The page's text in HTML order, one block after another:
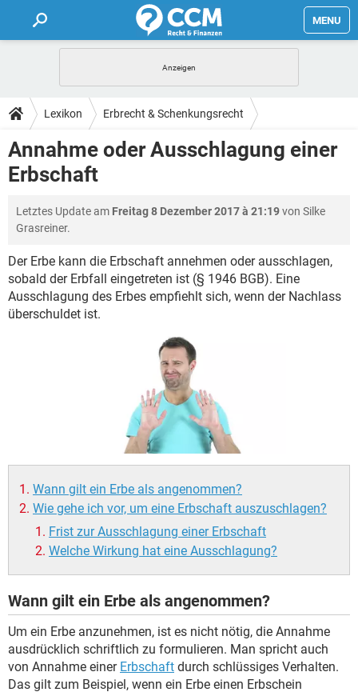
MENU
FORUM
TIPPS
LEXIKON
Lexikon Erbrecht & Schenkungsrecht
Annahme oder Ausschlagung einer
Erbschaft
Letztes Update am Freitag 8 Dezember 2017 à 21:19von Silke
Grasreiner.
Der Erbe kann die Erbschaft annehmen oder ausschlagen,
sobald der Erbfall eingetreten ist (§ 1946 BGB). Eine
Ausschlagung des Erbes empfiehlt sich, wenn der Nachlass
überschuldet ist.
Wann gilt ein Erbe als angenommen?
Wie gehe ich vor, um eine Erbschaft auszuschlagen?
Frist zur Ausschlagung einer Erbschaft
Welche Wirkung hat eine Ausschlagung?
Wann gilt ein Erbe als angenommen?
Um ein Erbe anzunehmen, ist es nicht nötig, die Annahme
ausdrücklich schriftlich zu formulieren. Man spricht auch
von Annahme einer Erbschaft durch schlüssiges Verhalten.
Das gilt zum Beispiel, wenn ein Erbe einen Erbschein